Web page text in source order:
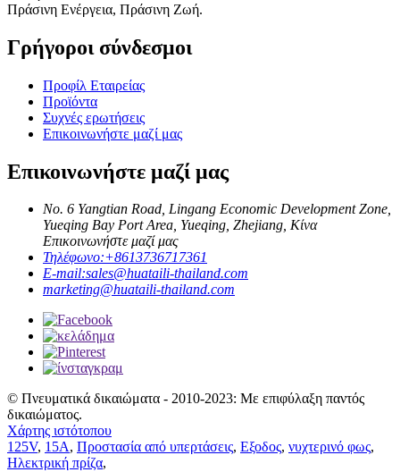
Πράσινη Ενέργεια, Πράσινη Ζωή.
Γρήγοροι σύνδεσμοι
Προφίλ Εταιρείας
Προϊόντα
Συχνές ερωτήσεις
Επικοινωνήστε μαζί μας
Επικοινωνήστε μαζί μας
No. 6 Yangtian Road, Lingang Economic Development Zone,
Yueqing Bay Port Area, Yueqing, Zhejiang, Κίνα
Επικοινωνήστε μαζί μας
Τηλέφωνο:+8613736717361
E-mail:sales@huataili-thailand.com
marketing@huataili-thailand.com
© Πνευματικά δικαιώματα - 2010-2023: Με επιφύλαξη παντός
δικαιώματος.
Χάρτης ιστότοπου
125V, 15Α, Προστασία από υπερτάσεις, Εξοδος, νυχτερινό φως,
Ηλεκτρική πρίζα,